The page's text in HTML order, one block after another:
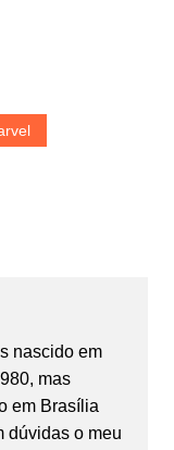
nascido em
mas
em Brasília
dúvidas o meu